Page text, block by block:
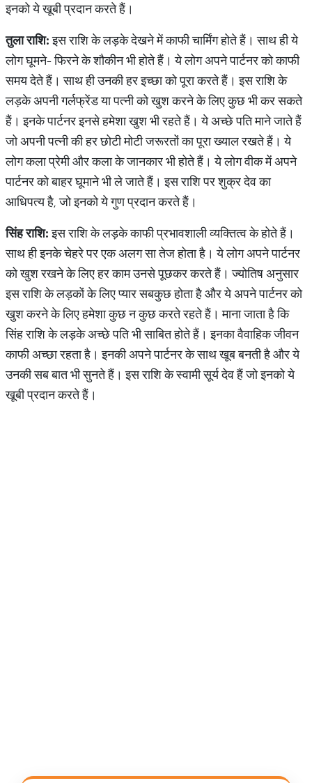
इनको ये खूबी प्रदान करते हैं।
तुलाराशि:इस राशि के लड़के देखने में काफी चार्मिंग होते हैं। साथ ही ये
लोग घूमने- फिरने के शौकीन भी होते हैं। ये लोग अपने पार्टनर को काफी
समय देते हैं। साथ ही उनकी हर इच्छा को पूरा करते हैं। इस राशि के
लड़के अपनी गर्लफ्रेंड या पत्नी को खुश करने के लिए कुछ भी कर सकते
हैं। इनके पार्टनर इनसे हमेशा खुश भी रहते हैं। ये अच्छे पति माने जाते हैं
जो अपनी पत्नी की हर छोटी मोटी जरूरतों का पूरा ख्याल रखते हैं। ये
लोग कला प्रेमी और कला के जानकार भी होते हैं। ये लोग वीक में अपने
पार्टनर को बाहर घूमाने भी ले जाते हैं। इस राशि पर शुक्र देव का
आधिपत्य है, जो इनको ये गुण प्रदान करते हैं।
सिंहराशि:इस राशि के लड़के काफी प्रभावशाली व्यक्तित्व के होते हैं।
साथ ही इनके चेहरे पर एक अलग सा तेज होता है। ये लोग अपने पार्टनर
को खुश रखने के लिए हर काम उनसे पूछकर करते हैं। ज्योतिष अनुसार
इस राशि के लड़कों के लिए प्यार सबकुछ होता है और ये अपने पार्टनर को
खुश करने के लिए हमेशा कुछ न कुछ करते रहते हैं। माना जाता है कि
सिंह राशि के लड़के अच्छे पति भी साबित होते हैं। इनका वैवाहिक जीवन
काफी अच्छा रहता है। इनकी अपने पार्टनर के साथ खूब बनती है और ये
उनकी सब बात भी सुनते हैं। इस राशि के स्वामी सूर्य देव हैं जो इनको ये
खूबी प्रदान करते हैं।